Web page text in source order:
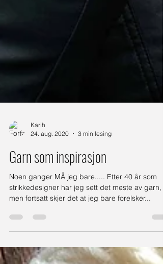
24. aug. 2020
3 min lesing
Garn som inspirasjon
Noen ganger MÅ jeg bare..... Etter 40 år som
men fortsatt skjer det at jeg bare forelsker...